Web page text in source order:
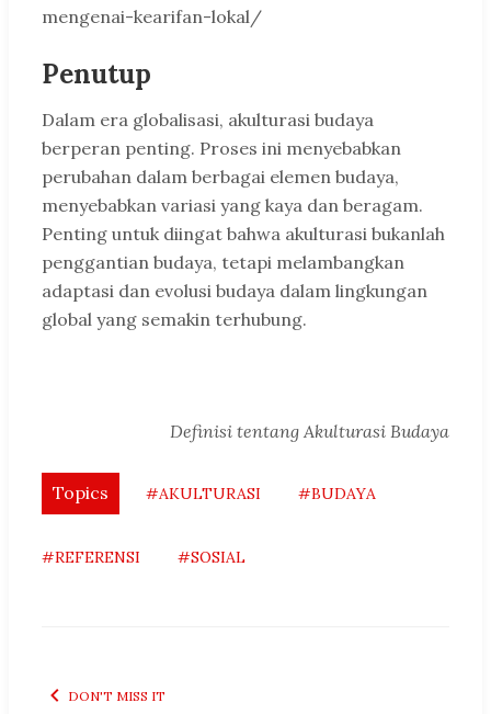
mengenai-kearifan-lokal/
Penutup
Dalam era globalisasi, akulturasi budaya
berperan penting. Proses ini menyebabkan
perubahan dalam berbagai elemen budaya,
menyebabkan variasi yang kaya dan beragam.
Penting untuk diingat bahwa akulturasi bukanlah
penggantian budaya, tetapi melambangkan
adaptasi dan evolusi budaya dalam lingkungan
global yang semakin terhubung.
Definisi tentang Akulturasi Budaya
Topics #AKULTURASI #BUDAYA
#REFERENSI #SOSIAL
DON'T MISS IT